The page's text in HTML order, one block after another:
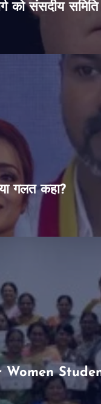
को संसदीय
गलत कहा?